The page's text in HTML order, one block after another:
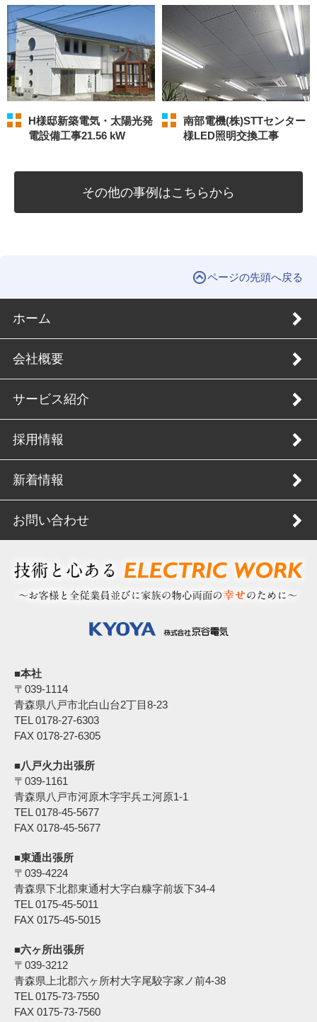
H様邸新築電気・太陽光発
電設備工事21.56 kW
南部電機(株)STTセンター
様LED照明交換工事
その他の事例はこちらから
ページの先頭へ戻る
ホーム
会社概要
サービス紹介
採用情報
新着情報
お問い合わせ
■本社
〒039‐1114
青森県八戸市北白山台2丁目8-23
TEL 0178-27-6303
FAX 0178-27-6305
■八戸火力出張所
〒039-1161
青森県八戸市河原木字宇兵エ河原1-1
TEL 0178-45-5677
FAX 0178-45-5677
■東通出張所
〒039-4224
青森県下北郡東通村大字白糠字前坂下34-4
TEL 0175-45-5011
FAX 0175-45-5015
■六ヶ所出張所
〒039-3212
青森県上北郡六ヶ所村大字尾駮字家ノ前4-38
TEL 0175-73-7550
FAX 0175-73-7560